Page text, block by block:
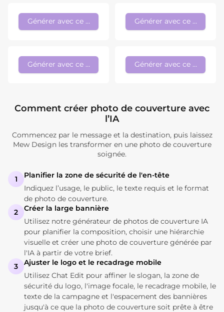
Générer avec ce style Générer avec ce style
Générer avec ce style Générer avec ce style
Comment créer photo de couverture avec
l’IA
Commencez par le message et la destination, puis laissez
Mew Design les transformer en une photo de couverture
soignée.
1
Planifier la zone de sécurité de l'en-tête
Indiquez l’usage, le public, le texte requis et le format
de photo de couverture.
2
Créer la large bannière
Utilisez notre générateur de photos de couverture IA
pour planifier la composition, choisir une hiérarchie
visuelle et créer une photo de couverture générée par
l'IA à partir de votre brief.
3
Ajuster le logo et le recadrage mobile
Utilisez Chat Edit pour affiner le slogan, la zone de
sécurité du logo, l'image focale, le recadrage mobile, le
texte de la campagne et l'espacement des bannières
jusqu'à ce que la photo de couverture soit prête à être